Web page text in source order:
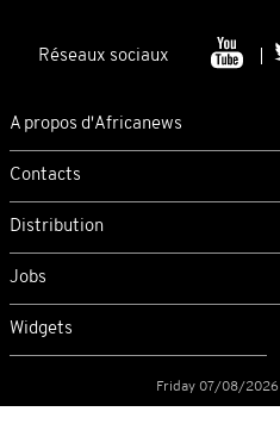
Réseaux sociaux
A propos d'Africanews
Contacts
Distribution
Jobs
Widgets
Friday 07/08/2026